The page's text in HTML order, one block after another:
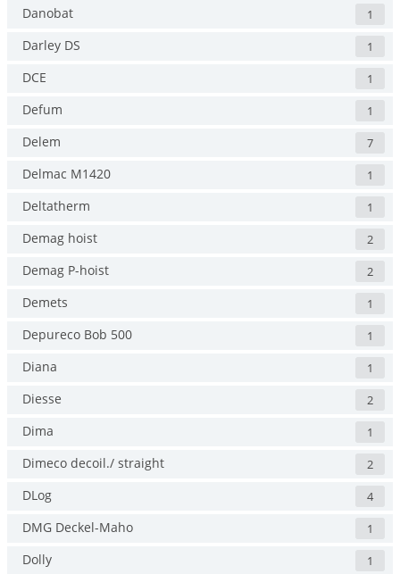
Danobat 1
Darley DS 1
DCE 1
Defum 1
Delem 7
Delmac M1420 1
Deltatherm 1
Demag hoist 2
Demag P-hoist 2
Demets 1
Depureco Bob 500 1
Diana 1
Diesse 2
Dima 1
Dimeco decoil./ straight 2
DLog 4
DMG Deckel-Maho 1
Dolly 1